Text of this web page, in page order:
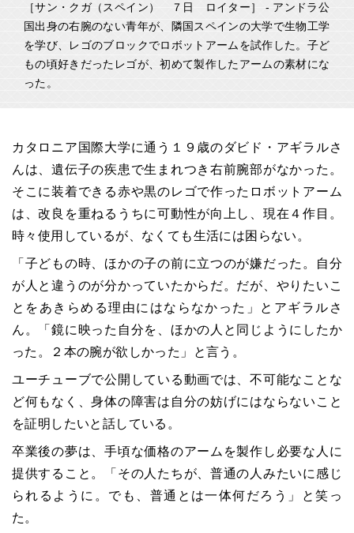
［サン・クガ（スペイン） ７日 ロイター］ - アンドラ公
国出身の右腕のない青年が、隣国スペインの大学で生物工学
を学び、レゴのブロックでロボットアームを試作した。子ど
もの頃好きだったレゴが、初めて製作したアームの素材にな
った。
カタロニア国際大学に通う１９歳のダビド・アギラルさ
んは、遺伝子の疾患で生まれつき右前腕部がなかった。
そこに装着できる赤や黒のレゴで作ったロボットアーム
は、改良を重ねるうちに可動性が向上し、現在４作目。
時々使用しているが、なくても生活には困らない。
「子どもの時、ほかの子の前に立つのが嫌だった。自分
が人と違うのが分かっていたからだ。だが、やりたいこ
とをあきらめる理由にはならなかった」とアギラルさ
ん。「鏡に映った自分を、ほかの人と同じようにしたか
った。２本の腕が欲しかった」と言う。
ユーチューブで公開している動画では、不可能なことな
ど何もなく、身体の障害は自分の妨げにはならないこと
を証明したいと話している。
卒業後の夢は、手頃な価格のアームを製作し必要な人に
提供すること。「その人たちが、普通の人みたいに感じ
られるように。でも、普通とは一体何だろう」と笑っ
た。